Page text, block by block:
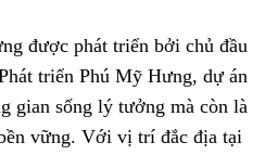
được phát triển bởi chủ đầu
triển Phú Mỹ Hưng, dự án
gian sống lý tưởng mà còn là
vững. Với vị trí đắc địa tại